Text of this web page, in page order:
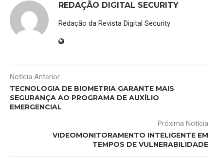
REDAÇÃO DIGITAL SECURITY
Redação da Revista Digital Security
Notícia Anterior
TECNOLOGIA DE BIOMETRIA GARANTE MAIS
SEGURANÇA AO PROGRAMA DE AUXÍLIO
EMERGENCIAL
Próxima Notícia
VIDEOMONITORAMENTO INTELIGENTE EM
TEMPOS DE VULNERABILIDADE